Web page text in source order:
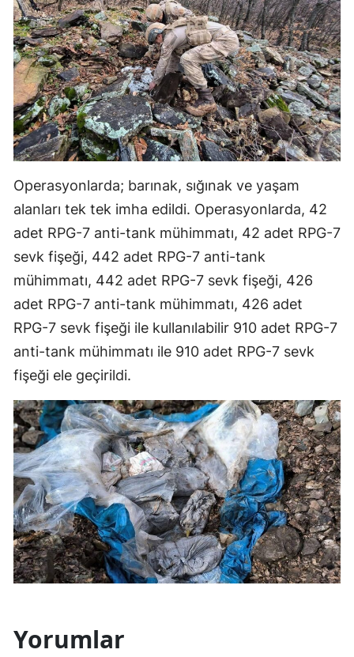
Operasyonlarda; barınak, sığınak ve yaşam
alanları tek tek imha edildi. Operasyonlarda, 42
adet RPG-7 anti-tank mühimmatı, 42 adet RPG-7
sevk fişeği, 442 adet RPG-7 anti-tank
mühimmatı, 442 adet RPG-7 sevk fişeği, 426
adet RPG-7 anti-tank mühimmatı, 426 adet
RPG-7 sevk fişeği ile kullanılabilir 910 adet RPG-7
anti-tank mühimmatı ile 910 adet RPG-7 sevk
fişeği ele geçirildi.
Yorumlar